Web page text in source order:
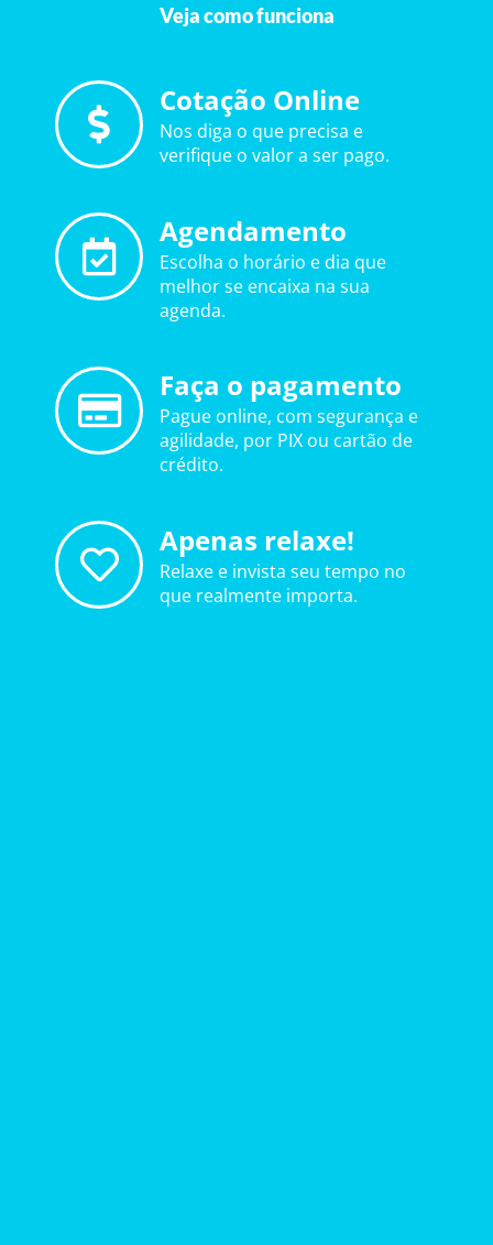
Veja como funciona
Cotação Online
Nos diga o que precisa e
verifique o valor a ser pago.
Agendamento
Escolha o horário e dia que
melhor se encaixa na sua
agenda.
Faça o pagamento
Pague online, com segurança e
agilidade, por PIX ou cartão de
crédito.
Apenas relaxe!
Relaxe e invista seu tempo no
que realmente importa.